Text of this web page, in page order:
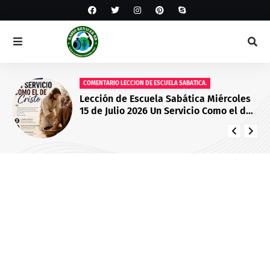
COMENTARIO LECCION DE ESCUELA SABATICA.
Lección de Escuela Sabática Miércoles
15 de Julio 2026 Un Servicio Como el de